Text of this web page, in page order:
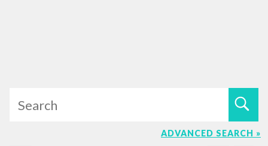
ADVANCED SEARCH »